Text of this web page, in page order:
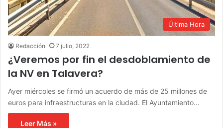
Última Hora
Redacción 7 julio, 2022
¿Veremos por fin el desdoblamiento de
la NV en Talavera?
Ayer miércoles se firmó un acuerdo de más de 25 millones de
euros para infraestructuras en la ciudad. El Ayuntamiento…
Leer Más »